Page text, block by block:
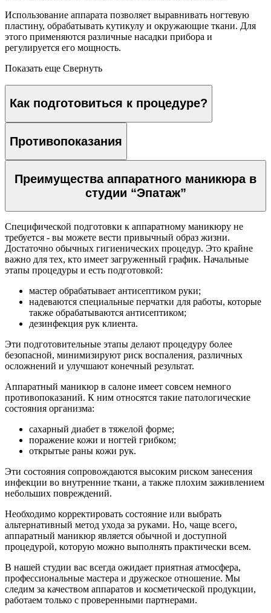
Долговременная укладка волос
(карвинг)
Укладка кудрявых волос
Химическая завивка
Ботокс для волос
Бразильское выпрямление волос
Уход за волосами
Мелирование волос
Окрашивание волос
Сложное окрашивание волос
Окрашивание Омбре
Окрашивание AirTouch (Эйртач)
(Бейбилайтс)
Цветное окрашивание волос
Шатуш
Балаяж окрашивание волос
Тонирование волос
Окрашивание седых волос
Классическое окрашивание волос
Окрашивание в один тон
Мужская стрижка
Мужское окрашивание
Укладки и прически
Стрижка бороды и усов
Детский зал
Косметология
Татуаж
Глаза
С растушевкой
Брови
Межресничный татуаж
Татуаж мушка
Коррекция
Коррекция татуажа век
Визаж
Массаж
Ручной антицеллюлитный массаж
Использование аппарата позволяет выравнивать ногтевую
пластину, обрабатывать кутикулу и окружающие ткани. Для
этого применяются различные насадки прибора и
регулируется его мощность.
Показать еще Свернуть
Как подготовиться к процедуре?
Противопоказания
Преимущества аппаратного маникюра в
студии “Эпатаж”
Специфической подготовки к аппаратному маникюру не
требуется - вы можете вести привычный образ жизни.
Достаточно обычных гигиенических процедур. Это крайне
важно для тех, кто имеет загруженный график. Начальные
этапы процедуры и есть подготовкой:
мастер обрабатывает антисептиком руки;
надеваются специальные перчатки для работы, которые
также обрабатываются антисептиком;
дезинфекция рук клиента.
Эти подготовительные этапы делают процедуру более
безопасной, минимизируют риск воспаления, различных
осложнений и улучшают конечный результат.
Аппаратный маникюр в салоне имеет совсем немного
противопоказаний. К ним относятся такие патологические
состояния организма:
сахарный диабет в тяжелой форме;
поражение кожи и ногтей грибком;
открытые раны кожи рук.
Эти состояния сопровождаются высоким риском занесения
инфекции во внутренние ткани, а также плохим заживлением
небольших повреждений.
Необходимо корректировать состояние или выбрать
альтернативный метод ухода за руками. Но, чаще всего,
аппаратный маникюр является обычной и доступной
процедурой, которую можно выполнять практически всем.
В нашей студии вас всегда ожидает приятная атмосфера,
профессиональные мастера и дружеское отношение. Мы
следим за качеством аппаратов и косметической продукции,
работаем только с проверенными партнерами.